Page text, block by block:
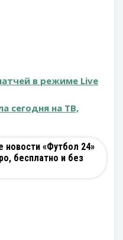
в режиме Live
сегодня на ТВ,
«Футбол 24»
бесплатно и без